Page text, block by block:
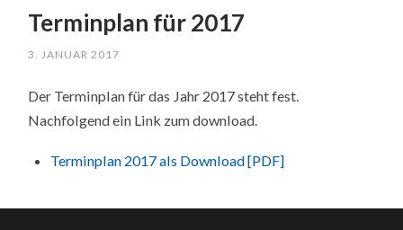
Terminplan für 2017
3. JANUAR 2017
Der Terminplan für das Jahr 2017 steht fest.
Nachfolgend ein Link zum download.
Terminplan 2017 als Download [PDF]